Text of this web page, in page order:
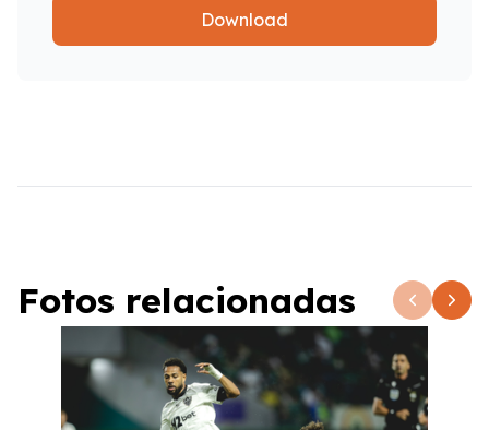
Download
Fotos relacionadas